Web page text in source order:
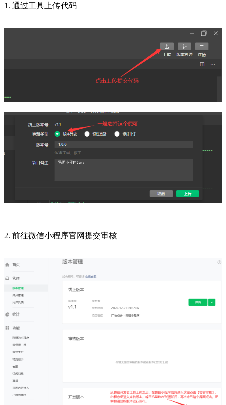
1. 通过工具上传代码
2. 前往微信小程序官网提交审核